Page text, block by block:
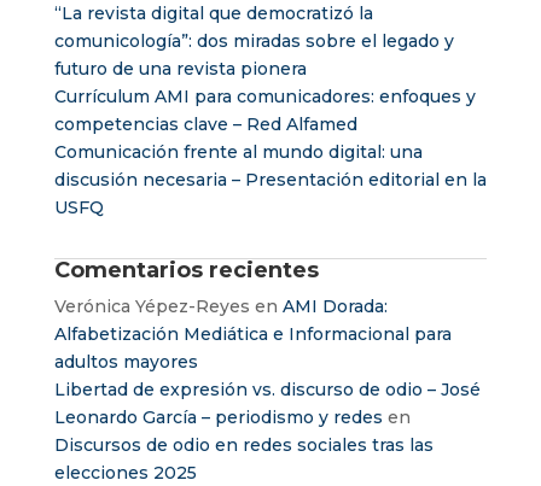
“La revista digital que democratizó la
comunicología”: dos miradas sobre el legado y
futuro de una revista pionera
Currículum AMI para comunicadores: enfoques y
competencias clave – Red Alfamed
Comunicación frente al mundo digital: una
discusión necesaria – Presentación editorial en la
USFQ
Comentarios recientes
Verónica Yépez-Reyes en AMI Dorada:
Alfabetización Mediática e Informacional para
adultos mayores
Libertad de expresión vs. discurso de odio – José
Leonardo García – periodismo y redes en
Discursos de odio en redes sociales tras las
elecciones 2025